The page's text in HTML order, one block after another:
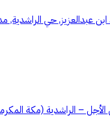
ابن عبدالعزيز, حي